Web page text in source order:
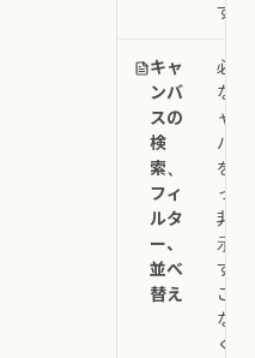
す。
キャ
ンバ
スの
検
索、
フィ
ルタ
ー、
並べ
替え
必要
なキ
ャン
バス
を誤
って
非表
示に
する
こと
な
く、